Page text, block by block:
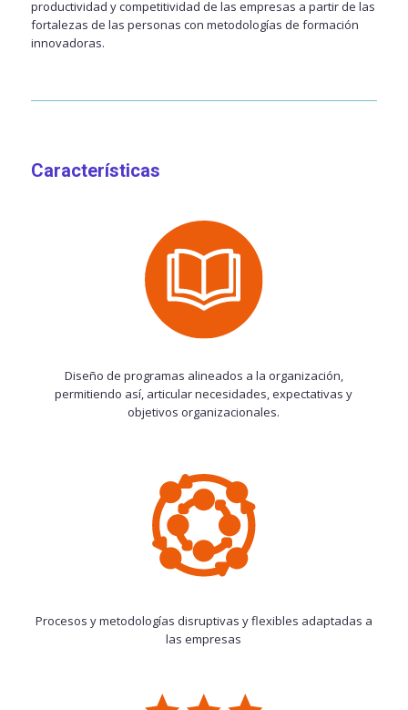
productividad y competitividad de las empresas a partir de las
fortalezas de las personas con metodologías de formación
innovadoras.
Características
Diseño de programas alineados a la organización,
permitiendo así, articular necesidades, expectativas y
objetivos organizacionales.
Procesos y metodologías disruptivas y flexibles adaptadas a
las empresas